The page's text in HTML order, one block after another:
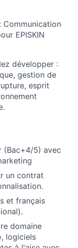
Communication
EPISKIN
développer :
gestion de
esprit
(Bac+4/5) avec
un contrat
et français
domaine
logiciels